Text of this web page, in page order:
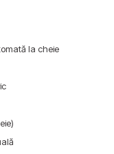
la cheie